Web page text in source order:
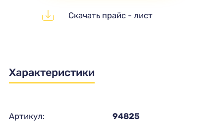
Скачать прайс - лист
Характеристики
Артикул: 94825